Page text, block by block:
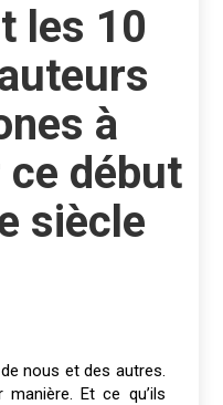
les 10
à
début
siècle
manière. Et ce qu’ils